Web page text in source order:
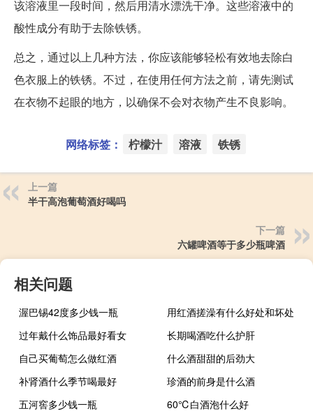
该溶液里一段时间，然后用清水漂洗干净。这些溶液中的
酸性成分有助于去除铁锈。
总之，通过以上几种方法，你应该能够轻松有效地去除白
色衣服上的铁锈。不过，在使用任何方法之前，请先测试
在衣物不起眼的地方，以确保不会对衣物产生不良影响。
网络标签： 柠檬汁 溶液 铁锈
上一篇
半干高泡葡萄酒好喝吗
下一篇
六罐啤酒等于多少瓶啤酒
相关问题
渥巴锡42度多少钱一瓶
用红酒搓澡有什么好处和坏处
过年戴什么饰品最好看女
长期喝酒吃什么护肝
自己买葡萄怎么做红酒
什么酒甜甜的后劲大
补肾酒什么季节喝最好
珍酒的前身是什么酒
五河窖多少钱一瓶
60℃白酒泡什么好